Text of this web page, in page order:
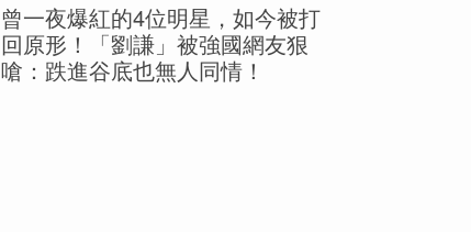
曾一夜爆紅的4位明星，如今被打
回原形！「劉謙」被強國網友狠
嗆：跌進谷底也無人同情！